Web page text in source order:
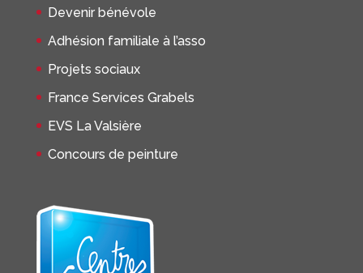
Devenir bénévole
Adhésion familiale à l’asso
Projets sociaux
France Services Grabels
EVS La Valsière
Concours de peinture